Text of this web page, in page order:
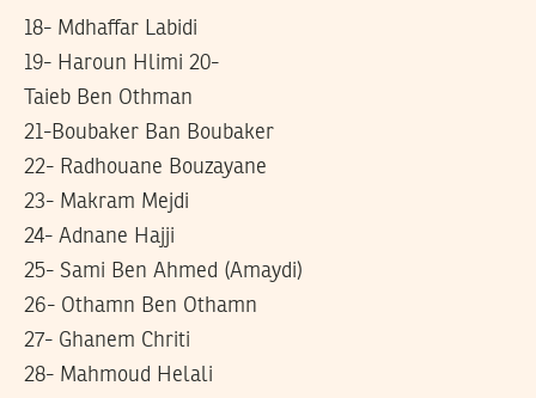
18- Mdhaffar Labidi
19- Haroun Hlimi 20-
Taieb Ben Othman
21-Boubaker Ban Boubaker
22- Radhouane Bouzayane
23- Makram Mejdi
24- Adnane Hajji
25- Sami Ben Ahmed (Amaydi)
26- Othamn Ben Othamn
27- Ghanem Chriti
28- Mahmoud Helali